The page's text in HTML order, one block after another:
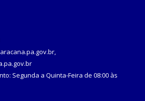
Segunda a Quinta-Feira de 08:00 às